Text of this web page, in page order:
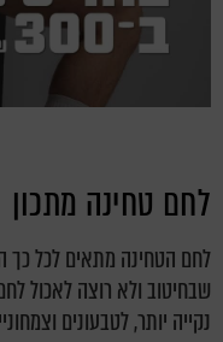
לחם טחינה מתכון
לחם הטחינה מתאים לכל כך
שבחיטוב ולא רוצה לאכול
נקייה יותר, לטבעונים